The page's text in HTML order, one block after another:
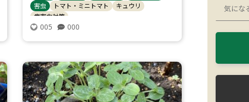
害虫
トマト・ミニトマト
キュウリ
病害虫対策
005 000